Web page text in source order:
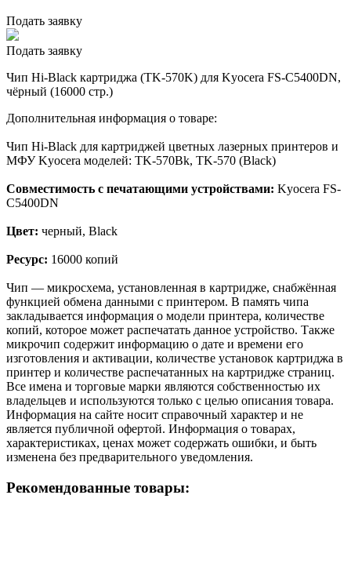
Подать заявку
Подать заявку
Чип Hi-Black картриджа (TK-570K) для Kyocera FS-C5400DN,
чёрный (16000 стр.)
Дополнительная информация о товаре:
Чип Hi-Black для картриджей цветных лазерных принтеров и
МФУ Kyocera моделей: TK-570Bk, TK-570 (Black)
Совместимость с печатающими устройствами: Kyocera FS-
C5400DN
Цвет: черный, Black
Ресурс: 16000 копий
Чип — микросхема, установленная в картридже, снабжённая
функцией обмена данными с принтером. В память чипа
закладывается информация о модели принтера, количестве
копий, которое может распечатать данное устройство. Также
микрочип содержит информацию о дате и времени его
изготовления и активации, количестве установок картриджа в
принтер и количестве распечатанных на картридже страниц.
Все имена и торговые марки являются собственностью их
владельцев и используются только с целью описания товара.
Информация на сайте носит справочный характер и не
является публичной офертой. Информация о товарах,
характеристиках, ценах может содержать ошибки, и быть
изменена без предварительного уведомления.
Рекомендованные товары: